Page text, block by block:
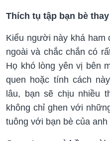
Thích tụ tập bạn bè
Kiểu người này khá ham
ngoài và chắc chắn có
Họ khó lòng yên vị bên
quen hoặc tính cách
lâu, bạn sẽ chịu nhiều
không chỉ ghen với
tuông với bạn bè của anh